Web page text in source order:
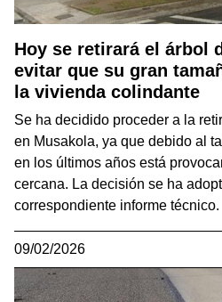
Hoy se retirará el árbol
evitar que su gran
la vivienda colindante
Se ha decidido proceder a la
en Musakola, ya que debido al
en los últimos años está
cercana. La decisión se ha
correspondiente informe técnico.
09/02/2026